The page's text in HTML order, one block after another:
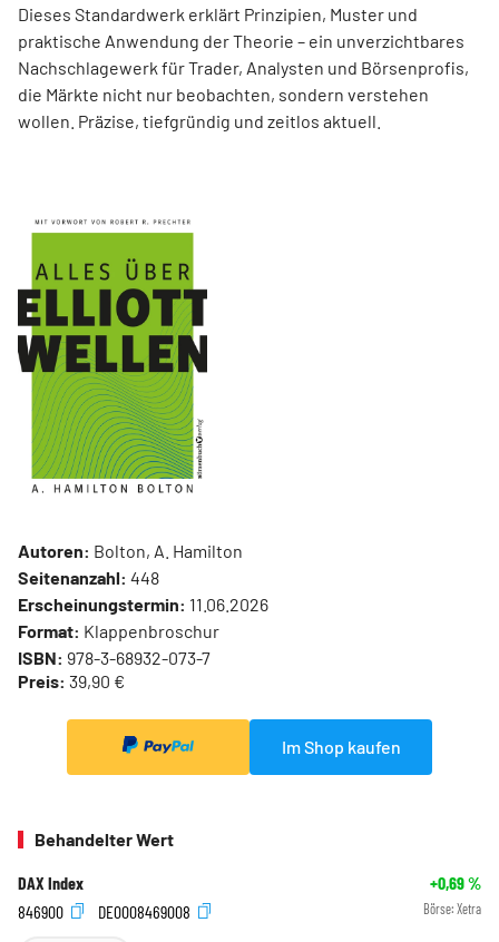
Dieses Standardwerk erklärt Prinzipien, Muster und
praktische Anwendung der Theorie – ein unverzichtbares
Nachschlagewerk für Trader, Analysten und Börsenprofis,
die Märkte nicht nur beobachten, sondern verstehen
wollen. Präzise, tiefgründig und zeitlos aktuell.
Autoren: Bolton, A. Hamilton
Seitenanzahl: 448
Erscheinungstermin: 11.06.2026
Format: Klappenbroschur
ISBN: 978-3-68932-073-7
Preis: 39,90 €
Im Shop kaufen
Behandelter Wert
DAX Index +0,69%
846900
DE0008469008 Börse: Xetra